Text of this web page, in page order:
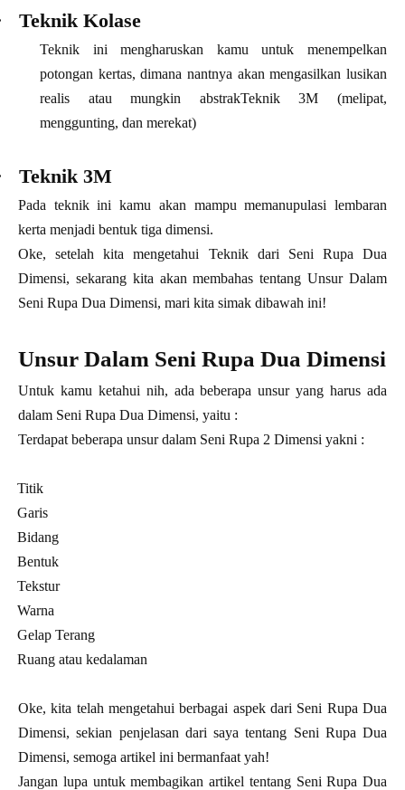
Teknik Kolase
Teknik ini mengharuskan kamu untuk menempelkan
potongan kertas, dimana nantnya akan mengasilkan lusikan
realis atau mungkin abstrakTeknik 3M (melipat,
menggunting, dan merekat)
Teknik 3M
Pada teknik ini kamu akan mampu memanupulasi lembaran
kerta menjadi bentuk tiga dimensi.
Oke, setelah kita mengetahui Teknik dari Seni Rupa Dua
Dimensi, sekarang kita akan membahas tentang Unsur Dalam
Seni Rupa Dua Dimensi, mari kita simak dibawah ini!
Unsur Dalam Seni Rupa Dua Dimensi
Untuk kamu ketahui nih, ada beberapa unsur yang harus ada
dalam Seni Rupa Dua Dimensi, yaitu :
Terdapat beberapa unsur dalam Seni Rupa 2 Dimensi yakni :
Titik
Garis
Bidang
Bentuk
Tekstur
Warna
Gelap Terang
Ruang atau kedalaman
Oke, kita telah mengetahui berbagai aspek dari Seni Rupa Dua
Dimensi, sekian penjelasan dari saya tentang Seni Rupa Dua
Dimensi, semoga artikel ini bermanfaat yah!
Jangan lupa untuk membagikan artikel tentang Seni Rupa Dua